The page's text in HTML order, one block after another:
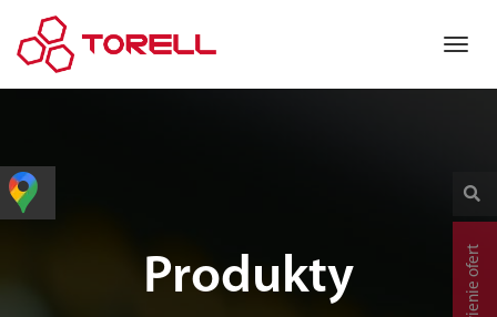
Produkty